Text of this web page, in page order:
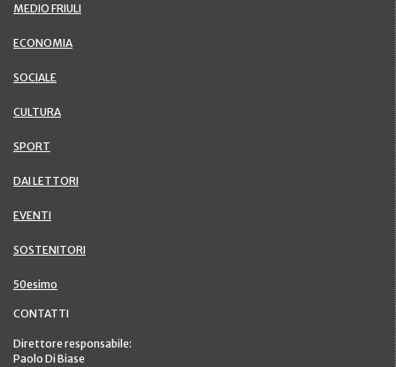
MEDIO FRIULI
ECONOMIA
SOCIALE
CULTURA
SPORT
DAI LETTORI
EVENTI
SOSTENITORI
50esimo
CONTATTI
Direttore responsabile:
Paolo Di Biase